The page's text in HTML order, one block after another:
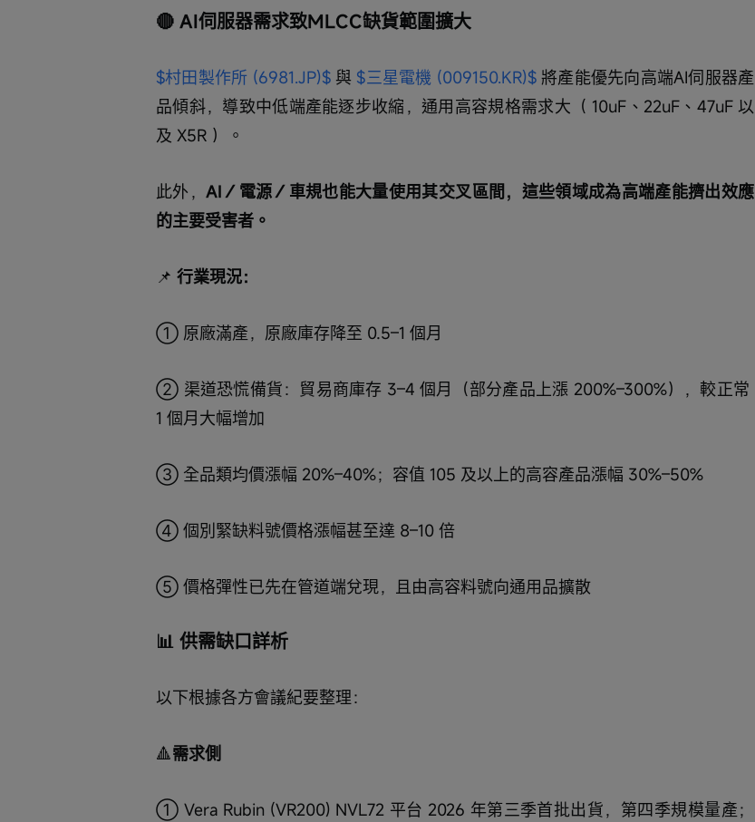
🔴 AI伺服器需求致MLCC缺貨範圍擴大
$村田製作所 (6981.JP)$ 與 $三星電機 (009150.KR)$ 將產能優先向高端AI伺服器產
品傾斜，導致中低端產能逐步收縮，通用高容規格需求大（ 10uF、22uF、47uF 以
及 X5R ）。
此外，AI／電源／車規也能大量使用其交叉區間，這些領域成為高端產能擠出效應
的主要受害者。
📌 行業現況：
① 原廠滿產，原廠庫存降至 0.5–1 個月
② 渠道恐慌備貨：貿易商庫存 3–4 個月（部分產品上漲 200%–300%），較正常
1 個月大幅增加
③ 全品類均價漲幅 20%–40%；容值 105 及以上的高容產品漲幅 30%–50%
④ 個別緊缺料號價格漲幅甚至達 8–10 倍
⑤ 價格彈性已先在管道端兌現，且由高容料號向通用品擴散
📊 供需缺口詳析
以下根據各方會議紀要整理：
🔺需求側
① Vera Rubin (VR200) NVL72 平台 2026 年第三季首批出貨，第四季規模量產；